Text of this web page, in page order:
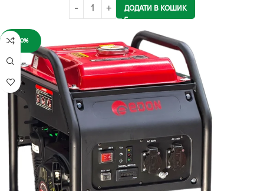
ДОДАТИ В КОШИК
-20%